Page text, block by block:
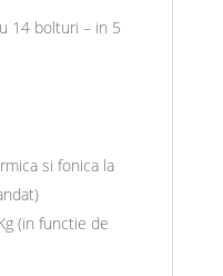
14 bolturi – in 5
si fonica la
(in functie de